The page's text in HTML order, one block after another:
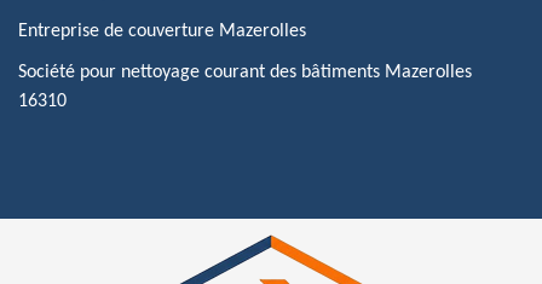
Entreprise de couverture Mazerolles
Société pour nettoyage courant des bâtiments Mazerolles
16310